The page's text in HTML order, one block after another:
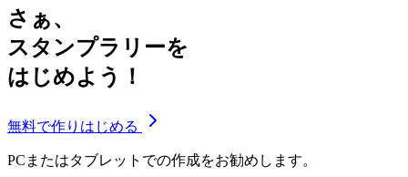
さぁ、
スタンプラリーを
はじめよう！
無料で作りはじめる
PCまたはタブレットでの作成をお勧めします。